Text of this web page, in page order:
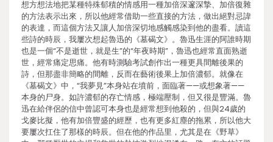
想方想法地把某種特殊郁積的情感用一種加倍深邃深摯、加倍復雜
的方法表示出來，所以他經常借助一些直接的方法，做出絕對忌諱
的表達，而這個方法又讓人加倍深切地感觸感染到他的盡看。讀這
些詩的時辰，我屢次想起魯迅的《墓碣文》。魯迅生涯的阿誰時期
也是一個“不是逝世，就是生”的“年夜時期”，魯迅也經常直面熟逝
世，經常痛定思痛。他有時測驗考試創作出一種更具間離後果的
詩，但那盡非簡略的間離，反而在藝術後果上加倍濃郁。就像在
《墓碣文》中，“我夢見”本身站在墳前，面臨著——或想象著——
本身的尸身。如許濃郁的存亡情感，極端壓制，但又很是豐滿。魯
迅在給伴侶的信中曾認可本身也是經常想到他殺的，但與24歲的
戈麥比擬，他有加倍豐盛的經歷，也有更多紅塵的拖累，所以他大
要屢次扛住了那樣的時辰。但在他的作品里，尤其是在《野草》